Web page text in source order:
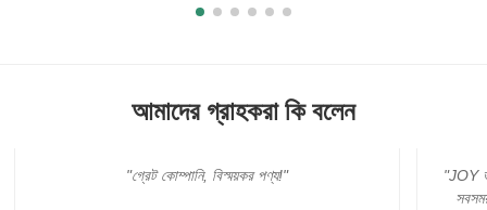
আমাদের গ্রাহকরা কি বলেন
"JOY ভাল টেষ্ট টিম ধন্যবাদ। আমার আদেশ খুব জরুরী। এবং আমি